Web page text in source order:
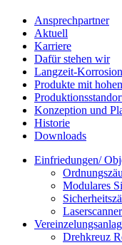
Ansprechpartner
Aktuell
Karriere
Dafür stehen wir
Langzeit-
Produkte mit
Konzeption und
Historie
Downloads
Einfriedungen/
Modulares
Laserscanner
Drehkreuz